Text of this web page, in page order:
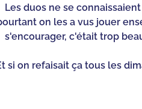
Les duos ne se
on les a vus jouer
s'encourager, c'était trop
si on refaisait ça tous les